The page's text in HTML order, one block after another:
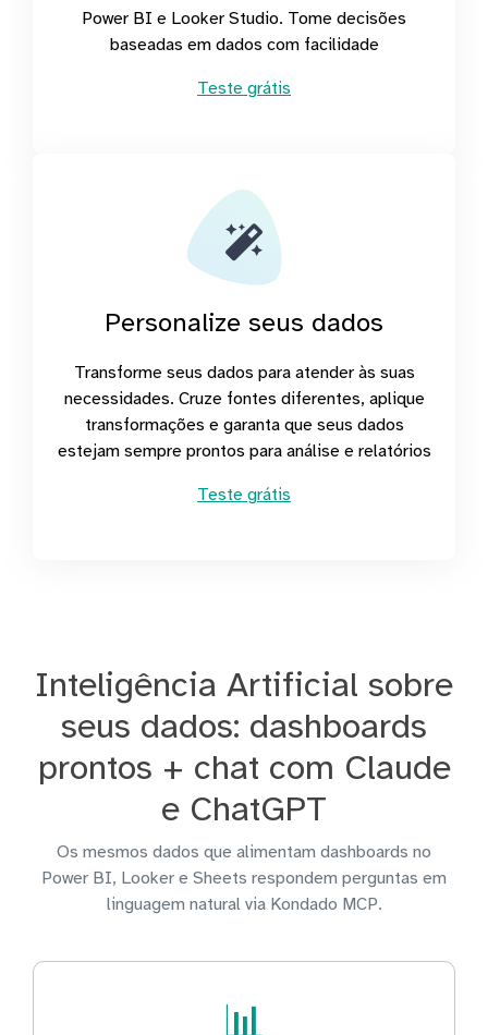
Power BI e Looker Studio. Tome decisões
baseadas em dados com facilidade
Teste grátis
Personalize seus dados
Transforme seus dados para atender às suas
necessidades. Cruze fontes diferentes, aplique
transformações e garanta que seus dados
estejam sempre prontos para análise e relatórios
Teste grátis
Inteligência Artificial sobre
seus dados: dashboards
prontos + chat com Claude
e ChatGPT
Os mesmos dados que alimentam dashboards no
Power BI, Looker e Sheets respondem perguntas em
linguagem natural via Kondado MCP.
📊